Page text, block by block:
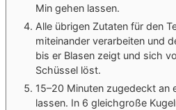
Min gehen lassen.
Alle übrigen Zutaten für den
miteinander verarbeiten und
bis er Blasen zeigt und sich
Schüssel löst.
15–20 Minuten zugedeckt an
lassen. In 6 gleichgroße